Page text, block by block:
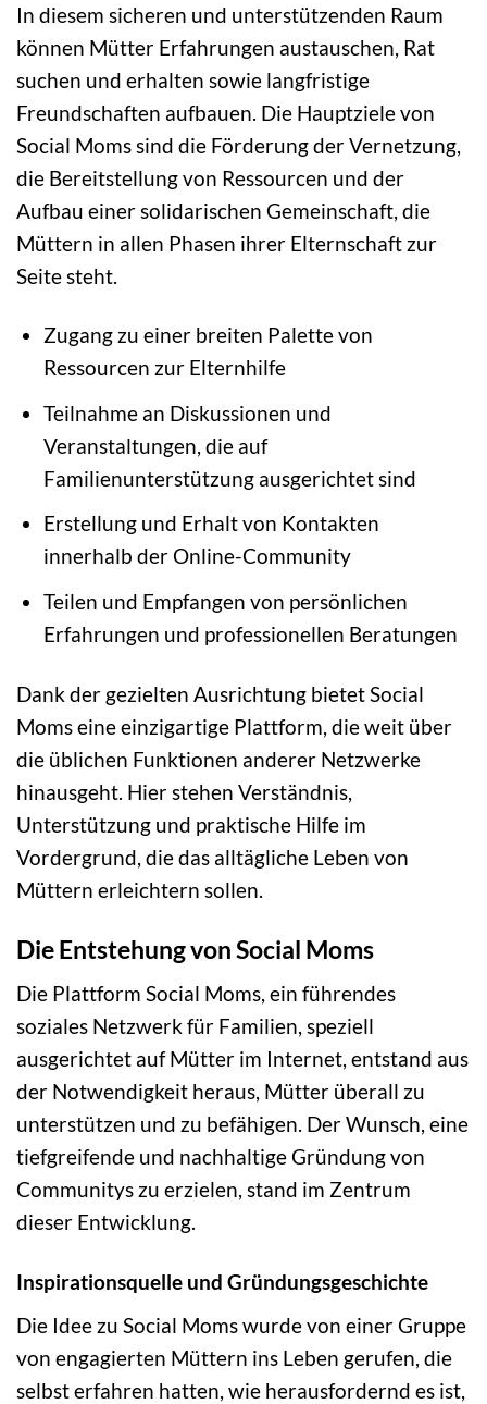
In diesem sicheren und unterstützenden Raum
können Mütter Erfahrungen austauschen, Rat
suchen und erhalten sowie langfristige
Freundschaften aufbauen. Die Hauptziele von
Social Moms sind die Förderung der Vernetzung,
die Bereitstellung von Ressourcen und der
Aufbau einer solidarischen Gemeinschaft, die
Müttern in allen Phasen ihrer Elternschaft zur
Seite steht.
Zugang zu einer breiten Palette von
Ressourcen zur Elternhilfe
Teilnahme an Diskussionen und
Veranstaltungen, die auf
Familienunterstützung ausgerichtet sind
Erstellung und Erhalt von Kontakten
innerhalb der Online-Community
Teilen und Empfangen von persönlichen
Erfahrungen und professionellen Beratungen
Dank der gezielten Ausrichtung bietet Social
Moms eine einzigartige Plattform, die weit über
die üblichen Funktionen anderer Netzwerke
hinausgeht. Hier stehen Verständnis,
Unterstützung und praktische Hilfe im
Vordergrund, die das alltägliche Leben von
Müttern erleichtern sollen.
Die Entstehung von Social Moms
Die Plattform Social Moms, ein führendes
soziales Netzwerk für Familien, speziell
ausgerichtet auf Mütter im Internet, entstand aus
der Notwendigkeit heraus, Mütter überall zu
unterstützen und zu befähigen. Der Wunsch, eine
tiefgreifende und nachhaltige Gründung von
Communitys zu erzielen, stand im Zentrum
dieser Entwicklung.
Inspirationsquelle und Gründungsgeschichte
Die Idee zu Social Moms wurde von einer Gruppe
von engagierten Müttern ins Leben gerufen, die
selbst erfahren hatten, wie herausfordernd es ist,